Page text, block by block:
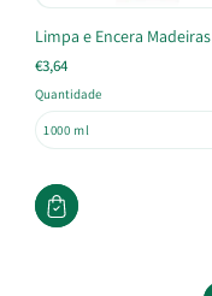
Limpa e Encera Madeiras
€3,64
Quantidade